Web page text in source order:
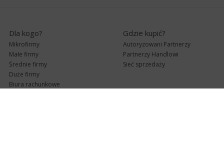
Dla kogo?
Mikrofirmy
Małe firmy
Średnie firmy
Duże firmy
Biura rachunkowe
Gdzie kupić?
Autoryzowani Partnerzy
Partnerzy Handlowi
Sieć sprzedaży